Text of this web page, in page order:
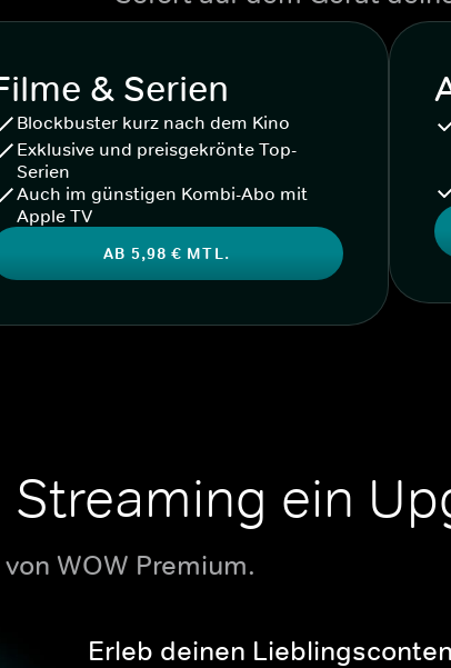
& Serien
Blockbuster kurz nach dem Kino
Exklusive und preisgekrönte Top-
Serien
Auch im günstigen Kombi-Abo mit
Apple TV
AB 5,98 € MTL.
ein
WOW Premium.
Erleb deinen